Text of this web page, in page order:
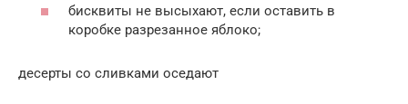
бисквиты не высыхают, если оставить в
коробке разрезанное яблоко;
десерты со сливками оседают